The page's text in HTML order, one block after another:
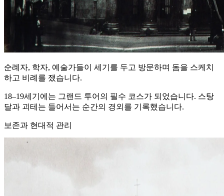
순례자, 학자, 예술가들이 세기를 두고 방문하며 돔을 스케치
하고 비례를 쟀습니다.
18–19세기에는 그랜드 투어의 필수 코스가 되었습니다. 스탕
달과 괴테는 들어서는 순간의 경외를 기록했습니다.
보존과 현대적 관리